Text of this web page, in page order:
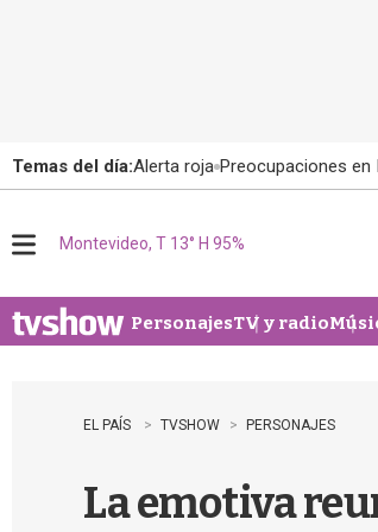
Temas del día:Alerta roja Preocupaciones en
u
Montevideo, T 13° H 95%
PersonajesTV y radio
EL PAÍS TVSHOW PERSONAJES
La emotiva